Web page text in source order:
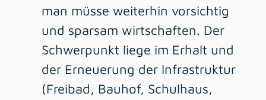
man müsse weiterhin vorsichtig
und sparsam wirtschaften. Der
Schwerpunkt liege im Erhalt und
der Erneuerung der Infrastruktur
(Freibad, Bauhof, Schulhaus,